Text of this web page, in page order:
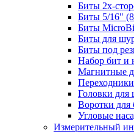
Биты 2х-
Биты 5/16"
Биты
Биты для
Биты под
Набор бит и
Магнитные
Головки для
Воротки для
Угловые
Измерительный